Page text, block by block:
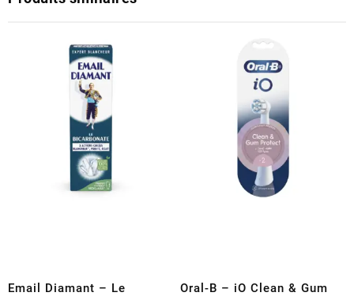
Email Diamant – Le
Oral-B – iO Clean & Gum